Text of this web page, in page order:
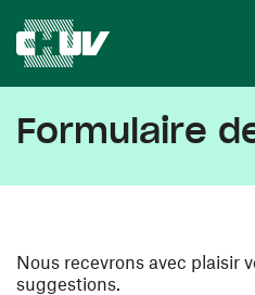
Formulaire
Nous recevrons avec plaisir
suggestions.